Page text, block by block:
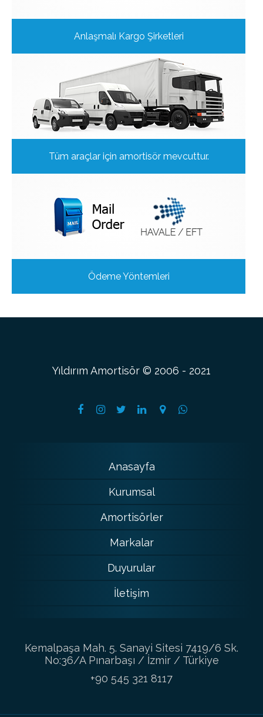
Anlaşmalı Kargo Şirketleri
Tüm araçlar için amortisör mevcuttur.
Ödeme Yöntemleri
Yıldırım Amortisör © 2006 - 2021
Anasayfa
Kurumsal
Amortisörler
Markalar
Duyurular
İletişim
Kemalpaşa Mah. 5. Sanayi Sitesi 7419/6 Sk.
No:36/A Pınarbaşı / İzmir / Türkiye
+90 545 321 8117